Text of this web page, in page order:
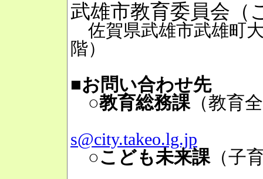
武雄市教育委員会（
佐賀県武雄市武雄町
階）
■お問い合わせ先
○教育総務課（教育
s@city.takeo.lg.jp
○こども未来課（子